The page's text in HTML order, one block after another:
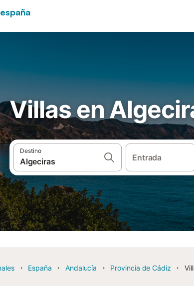
Villas en
Destino
Entrada
España Andalucía Provincia de Cádiz